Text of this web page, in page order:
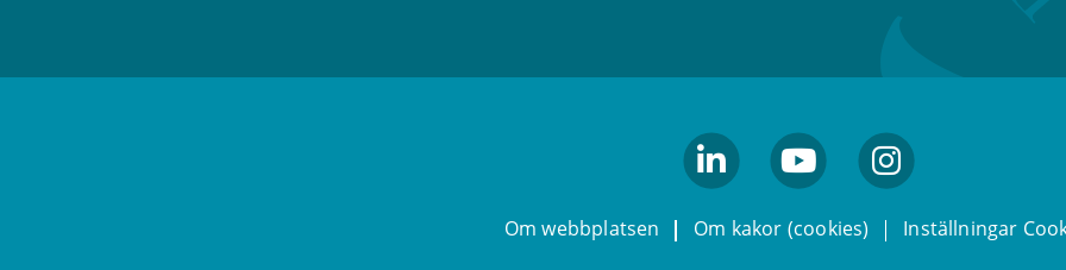
Om webbplatsen Om kakor (cookies) Inställningar